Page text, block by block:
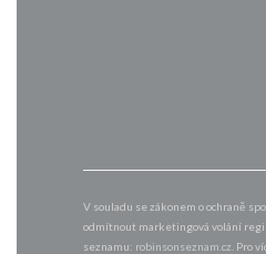
V souladu se zákonem o ochraně
odmítnout marketingová volání
seznamu: robinsonseznam.cz . Pro